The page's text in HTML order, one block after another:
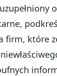
o
firm, które